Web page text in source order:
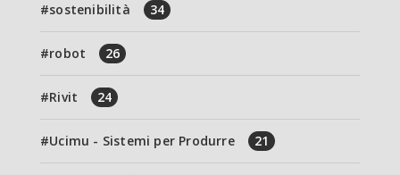
sostenibilità 34
robot 26
Rivit 24
Ucimu - Sistemi per Produrre 21